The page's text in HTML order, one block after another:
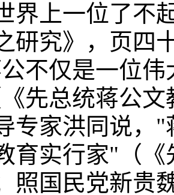
界上一位了不
研究》，页四
不仅是一位
先总统蒋公
专家洪同说，
育实行家"（
照国民党新贵